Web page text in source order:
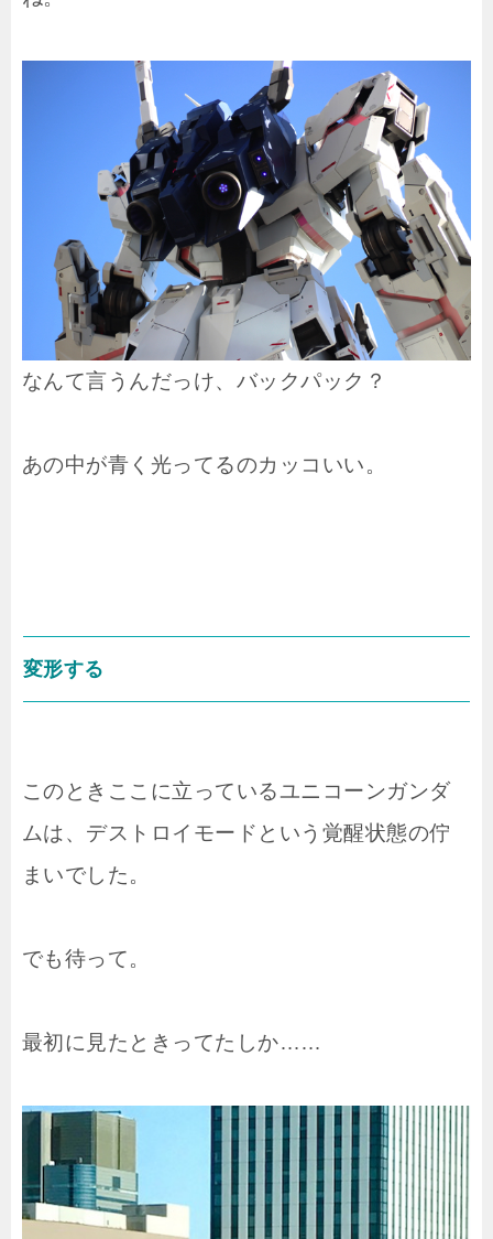
なんて言うんだっけ、バックパック？
あの中が青く光ってるのカッコいい。
変形する
このときここに立っているユニコーンガンダ
ムは、デストロイモードという覚醒状態の佇
まいでした。
でも待って。
最初に見たときってたしか……